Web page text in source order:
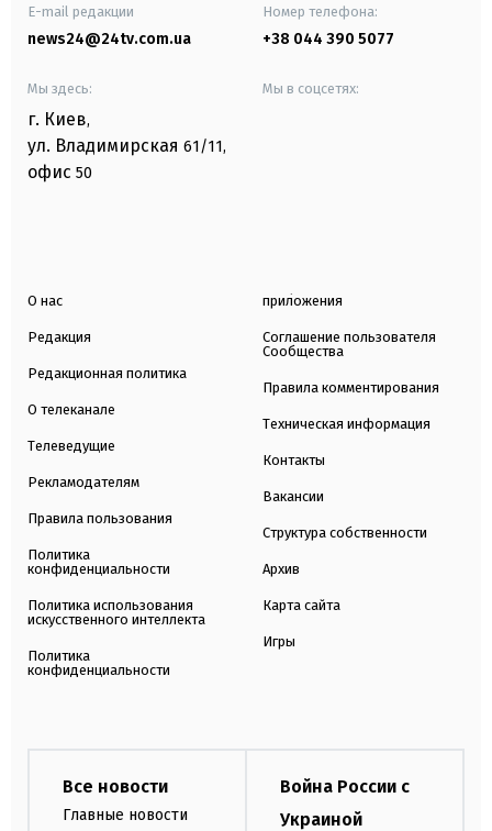
E-mail редакции
news24@24tv.com.ua
Номер телефона:
+38 044 390 5077
Мы здесь:
г. Киев,
ул. Владимирская 61/11,
офис 50
Мы в соцсетях:
О нас
Редакция
Редакционная политика
О телеканале
Телеведущие
Рекламодателям
Правила пользования
Политика
конфиденциальности
Политика использования
искусственного интеллекта
Политика
конфиденциальности
приложения
Соглашение пользователя
Сообщества
Правила комментирования
Техническая информация
Контакты
Вакансии
Структура собственности
Архив
Карта сайта
Игры
Все новости
Главные новости
Война России с
Украиной